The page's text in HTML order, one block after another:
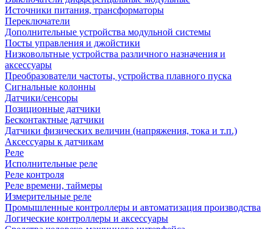
Источники питания, трансформаторы
Переключатели
Дополнительные устройства модульной системы
Посты управления и джойстики
Низковольтные устройства различного назначения и
аксессуары
Преобразователи частоты, устройства плавного пуска
Сигнальные колонны
Датчики/сенсоры
Позиционные датчики
Бесконтактные датчики
Датчики физических величин (напряжения, тока и т.п.)
Аксессуары к датчикам
Реле
Исполнительные реле
Реле контроля
Реле времени, таймеры
Измерительные реле
Промышленные контроллеры и автоматизация производства
Логические контроллеры и аксессуары